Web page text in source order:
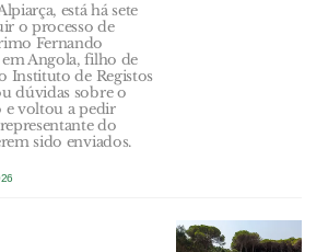
está há sete
o processo de
Fernando
Angola, filho de
Instituto de Registos
dúvidas sobre o
e voltou a pedir
do
sido enviados.